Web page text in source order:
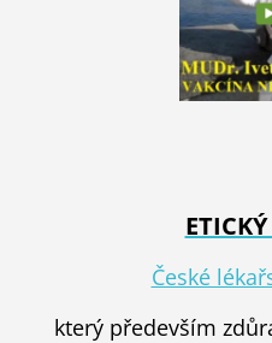
České
který především